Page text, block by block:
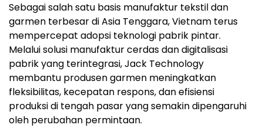
Sebagai salah satu basis manufaktur tekstil dan
garmen terbesar di Asia Tenggara, Vietnam terus
mempercepat adopsi teknologi pabrik pintar.
Melalui solusi manufaktur cerdas dan digitalisasi
pabrik yang terintegrasi, Jack Technology
membantu produsen garmen meningkatkan
fleksibilitas, kecepatan respons, dan efisiensi
produksi di tengah pasar yang semakin dipengaruhi
oleh perubahan permintaan.